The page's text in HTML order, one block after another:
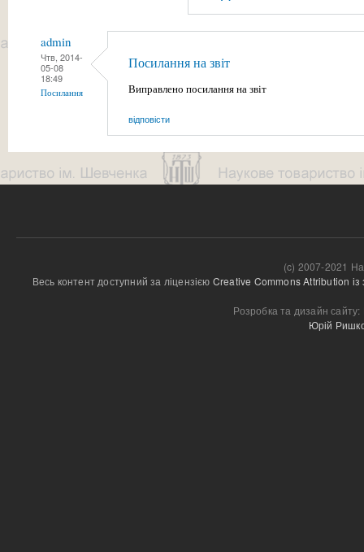
admin
Чтв, 2014-
05-08
18:49
Посилання
Посилання на звіт
Виправлено посилання на звіт
відповісти
(c) 2007-2021
Весь контент доступний за ліцензією Creative Commons Attribution
Розробка та дизайн сайту:
Юрій